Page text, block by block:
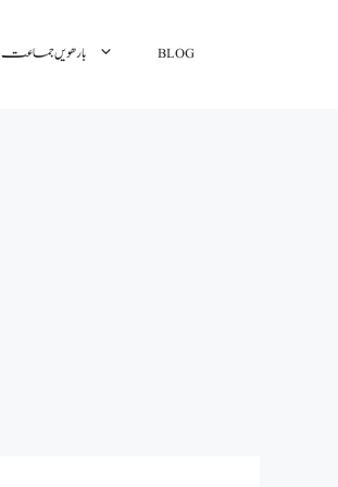
بارھویں جماعت BLOG